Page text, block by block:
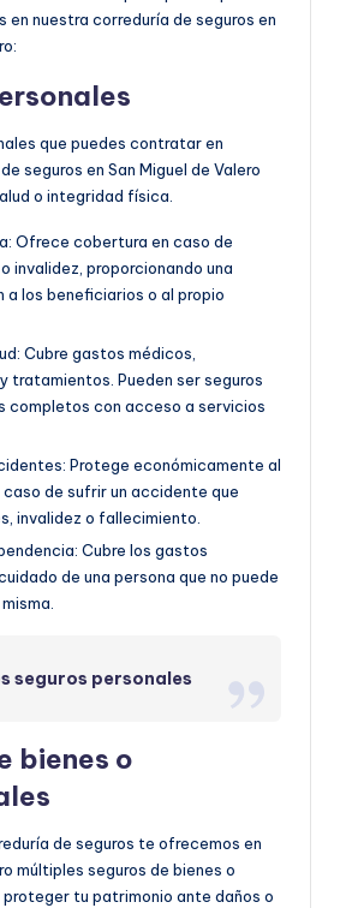
en nuestra correduría de seguros en
que puedes contratar en
seguros en San Miguel de Valero
o integridad física.
Ofrece cobertura en caso de
invalidez, proporcionando una
a los beneficiarios o al propio
Cubre gastos médicos,
tratamientos. Pueden ser seguros
completos con acceso a servicios
Protege económicamente al
caso de sufrir un accidente que
invalidez o fallecimiento.
Cubre los gastos
de una persona que no puede
seguros personales
bienes o
de seguros te ofrecemos en
múltiples seguros de bienes o
tu patrimonio ante daños o